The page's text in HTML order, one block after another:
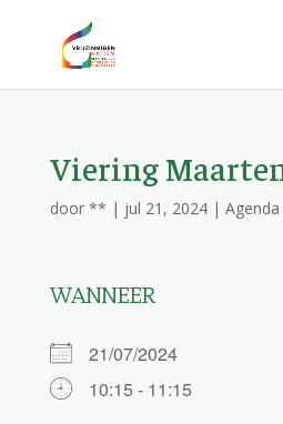
Viering
door ** | jul 21, 2024| Agenda
WANNEER
21/07/2024
10:15 - 11:15